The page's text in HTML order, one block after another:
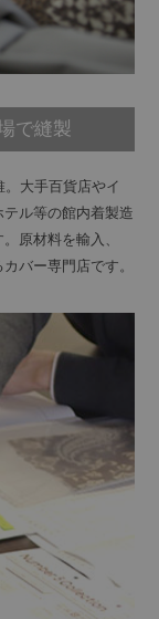
で縫製
大手百貨店やイ
ル等の館内着製造
原材料を輸入、
バー専門店です。